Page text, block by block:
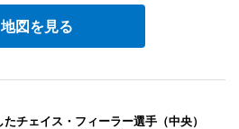
地図を見る
チェイス・フィーラー選手（中央）